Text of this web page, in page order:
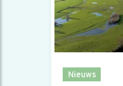
Nieuws